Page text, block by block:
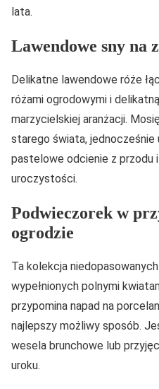
lata.
Lawendowe sny na
Delikatne lawendowe róże
różami ogrodowymi i
marzycielskiej aranżacji.
starego świata,
pastelowe odcienie z przodu
uroczystości.
Podwieczorek w
ogrodzie
Ta kolekcja
wypełnionych polnymi
przypomina napad na
najlepszy możliwy sposób.
wesela brunchowe lub
uroku.